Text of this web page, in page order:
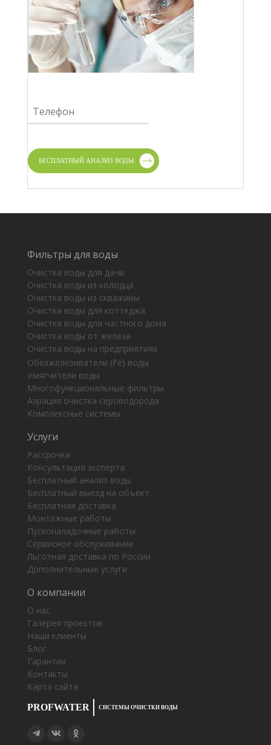
Фильтры для воды
Очистка воды для дачи
Очистка воды из колодца
Очистка воды из скважины
Очистка воды для коттеджа
Очистка воды для частного дома
Очистка воды от железа
Очистка воды на предприятиях
Обезжелезиватели (Fe) воды
Умягчители воды
Многофункциональные фильтры
Аэрация очистка сероводорода
Комплексные системы
Услуги
Рассрочка
Консультация эксперта
Бесплатный анализ воды
Бесплатный выезд на объект
Бесплатная доставка
Монтажные работы
Пусконаладочные работы
Сервисное обслуживание
Льготная доставка по России
Дополнительные услуги
О компании
О нас
Галерея проектов
Наши клиенты
Блог
Гарантии
Контакты
Карта сайта
PROFWATER СИСТЕМЫ ОЧИСТКИ ВОДЫ